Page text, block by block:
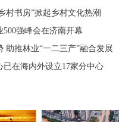
村书房”掀起乡村文化热潮
500强峰会在济南开幕
助推林业“一二三产”融合发展
已在海内外设立17家分中心